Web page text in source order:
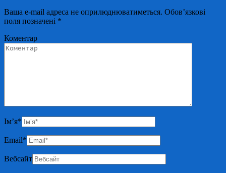
Ваша e-mail адреса не оприлюднюватиметься. Обов’язкові
поля позначені *
Коментар
Ім’я*
Email*
Вебсайт